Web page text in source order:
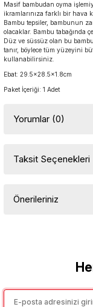
Masif bambudan oyma
ikramlarınıza farklı bir hava
Bambu tepsiler, bambunun
olacaklar. Bambu tabağında
Düz ve süssüz olan bu
tanır, böylece tüm yüzeyini
kullanabilirsiniz.
Ebat: 29.5x28.5x1.8cm
Paket İçeriği: 1 Adet
Yorumlar (0)
Taksit Seçenekleri
Önerileriniz
Görüş ve önerileriniz
Ürün resmi